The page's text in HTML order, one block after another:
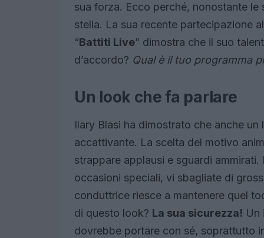
sua forza. Ecco perché, nonostante
stella. La sua recente partecipazione
“Battiti Live” dimostra che il suo
d’accordo? Qual è il tuo programma
Un look che fa parlare
Ilary Blasi ha dimostrato che anche
accattivante. La scelta del motivo
strappare applausi e sguardi
occasioni speciali, vi sbagliate di
conduttrice riesce a mantenere quel
di questo look? La sua sicurezza! Un
dovrebbe portare con sé, soprattutto